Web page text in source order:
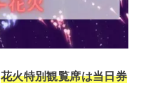
花火特別観覧席は当日券